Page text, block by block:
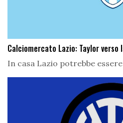
Calciomercato Lazio: Taylor verso
In casa Lazio potrebbe